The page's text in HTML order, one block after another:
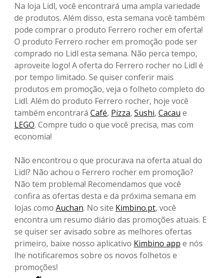
Na loja Lidl, você encontrará uma ampla variedade
de produtos. Além disso, esta semana você também
pode comprar o produto Ferrero rocher em oferta!
O produto Ferrero rocher em promoção pode ser
comprado no Lidl esta semana. Não perca tempo,
aproveite logo! A oferta do Ferrero rocher no Lidl é
por tempo limitado. Se quiser conferir mais
produtos em promoção, veja o folheto completo do
Lidl. Além do produto Ferrero rocher, hoje você
também encontrará Café, Pizza, Sushi, Cacau e
LEGO. Compre tudo o que você precisa, mas com
economia!
Não encontrou o que procurava na oferta atual do
Lidl? Não achou o Ferrero rocher em promoção?
Não tem problema! Recomendamos que você
confira as ofertas desta e da próxima semana em
lojas como Auchan. No site Kimbino.pt, você
encontra um resumo diário das promoções atuais. E
se quiser ser avisado sobre as melhores ofertas
primeiro, baixe nosso aplicativo Kimbino app e nós
lhe notificaremos sobre os novos folhetos e
promoções!